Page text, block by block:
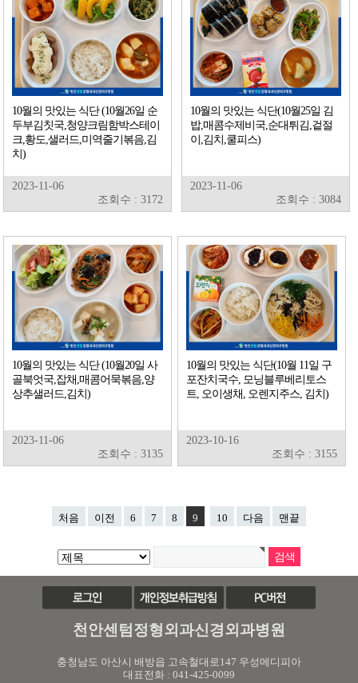
10월의 맛있는 식단 (10월26일 순
두부김칫국,청양크림함박스테이
크,황도,샐러드,미역줄기볶음,김
치)
2023-11-06
조회수 : 3172
10월의 맛있는 식단(10월25일 김
밥,매콤수제비국,순대튀김,겉절
이,김치,쿨피스)
2023-11-06
조회수 : 3084
10월의 맛있는 식단 (10월20일 사
골북엇국,잡채,매콤어묵볶음,양
상추샐러드,김치)
2023-11-06
조회수 : 3135
10월의 맛있는 식단(10월 11일 구
포잔치국수, 모닝블루베리토스
트, 오이생채, 오렌지주스, 김치)
2023-10-16
조회수 : 3155
처음 이전 6 7 8 9 10 다음 맨끝
천안센텀정형외과신경외과병원
충청남도 아산시 배방읍 고속철대로147 우성메디피아
대표전화 : 041-425-0099